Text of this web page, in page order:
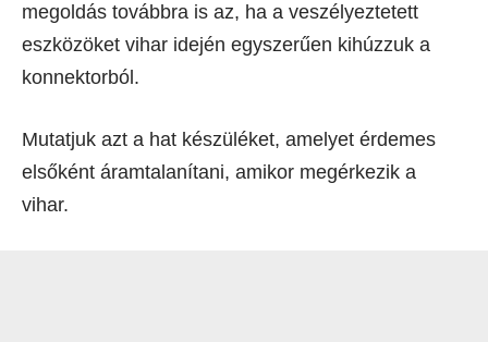
megoldás továbbra is az, ha a veszélyeztetett
eszközöket vihar idején egyszerűen kihúzzuk a
konnektorból.
Mutatjuk azt a hat készüléket, amelyet érdemes
elsőként áramtalanítani, amikor megérkezik a
vihar.